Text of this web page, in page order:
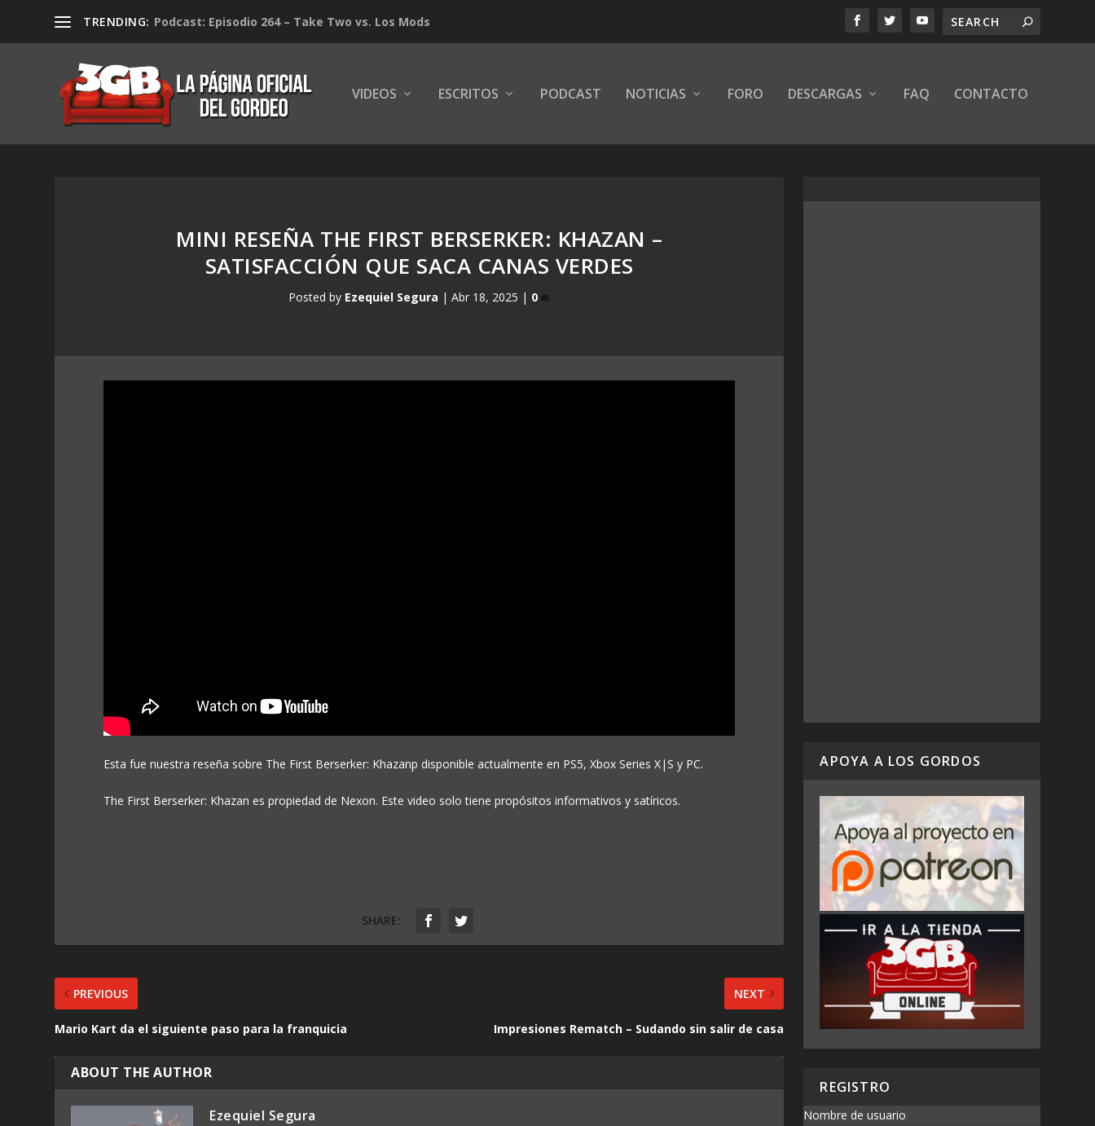
TRENDING: Podcast: Episodio 264 – Take Two vs. Los Mods
VIDEOS ESCRITOS PODCAST NOTICIAS FORO DESCARGAS FAQ CONTACTO
MINI RESEÑA THE FIRST BERSERKER: KHAZAN –
SATISFACCIÓN QUE SACA CANAS VERDES
Posted by Ezequiel Segura | Abr 18, 2025 | 0
Esta fue nuestra reseña sobre The First Berserker: Khazanp disponible actualmente en PS5, Xbox Series X|S y PC.
The First Berserker: Khazan es propiedad de Nexon. Este video solo tiene propósitos informativos y satíricos.
SHARE:
PREVIOUS
Mario Kart da el siguiente paso para la franquicia
NEXT
Impresiones Rematch – Sudando sin salir de casa
ABOUT THE AUTHOR
Ezequiel Segura
APOYA A LOS GORDOS
REGISTRO
Nombre de usuario